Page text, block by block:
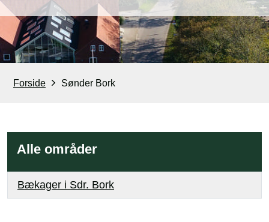
Forside Sønder Bork
Alle områder
Bækager i Sdr. Bork